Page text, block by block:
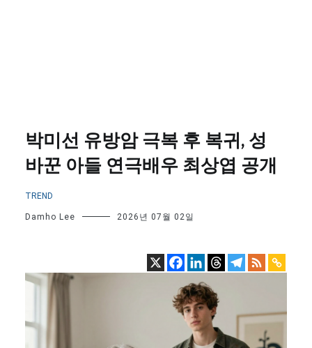
박미선 유방암 극복 후 복귀, 성
바꾼 아들 연극배우 최상엽 공개
TREND
Damho Lee 2026년 07월 02일